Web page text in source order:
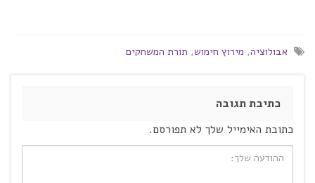
אבולוציה, מירוץ חימוש, תורת המשחקים
כתיבת תגובה
כתובת האימייל שלך לא תפורסם.